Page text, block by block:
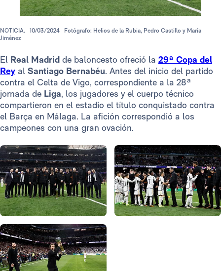
NOTICIA. 10/03/2024
Fotógrafo: Helios de la Rubia, Pedro Castillo y María
Jiménez
El Real Madrid de baloncesto ofreció la 29ª Copa del
Rey al Santiago Bernabéu. Antes del inicio del partido
contra el Celta de Vigo, correspondiente a la 28ª
jornada de Liga, los jugadores y el cuerpo técnico
compartieron en el estadio el título conquistado contra
el Barça en Málaga. La afición correspondió a los
campeones con una gran ovación.